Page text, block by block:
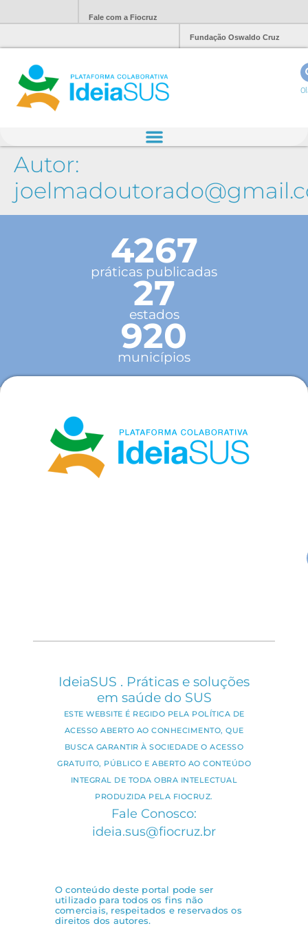
Fale com a Fiocruz
Fundação Oswaldo Cruz
Autor:
4267
práticas publicadas
27
estados
920
municípios
IdeiaSUS . Práticas e soluções
em saúde do SUS
ESTE WEBSITE É REGIDO PELA POLÍTICA DE
ACESSO ABERTO AO CONHECIMENTO, QUE
BUSCA GARANTIR À SOCIEDADE O ACESSO
GRATUITO, PÚBLICO E ABERTO AO CONTEÚDO
INTEGRAL DE TODA OBRA INTELECTUAL
PRODUZIDA PELA FIOCRUZ.
Fale Conosco:
ideia.sus@fiocruz.br
O conteúdo deste portal pode ser
utilizado para todos os fins não
comerciais, respeitados e reservados os
direitos dos autores.